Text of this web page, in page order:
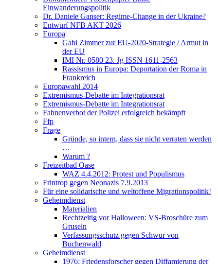
Einwanderungspolitik
Dr. Daniele Ganser: Regime-Change in der Ukraine?
Entwurf NFB AKT 2026
Europa
Gabi Zimmer zur EU-2020-Strategie / Armut in
der EU
IMI Nr. 0580 23. Jg ISSN 1611-2563
Rassismus in Europa: Deportation der Roma in
Frankreich
Europawahl 2014
Extremismus-Debatte im Integrationsrat
Extremismus-Debatte im Integrationsrat
Fahnenverbot der Polizei erfolgreich bekämpft
Ffp
Frage
Gründe, so intern, dass sie nicht verraten werden
…
Warum ?
Freizeitbad Oase
WAZ 4.4.2012: Protest und Populismus
Frintrop gegen Neonazis 7.9.2013
Für eine solidarische und weltoffene Migrationspolitik!
Geheimdienst
Materialien
Rechtzeitig vor Halloween: VS-Broschüre zum
Gruseln
Verfassungsschutz gegen Schwur von
Buchenwald
Geheimdienst
1976: Friedensforscher gegen Diffamierung der